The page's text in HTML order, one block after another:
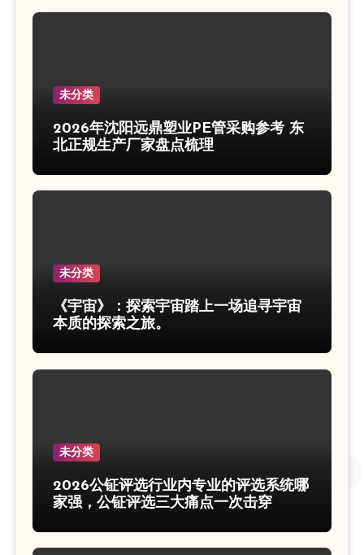
未分类
2026年沈阳远鼎塑业PE管采购参考 东
北正规生产厂家盘点梳理
未分类
《宇宙》：探索宇宙踏上一场追寻宇宙
本质的探索之旅。
未分类
2026公钲评选行业内专业的评选系统哪
家强，公钲评选三大痛点一次击穿